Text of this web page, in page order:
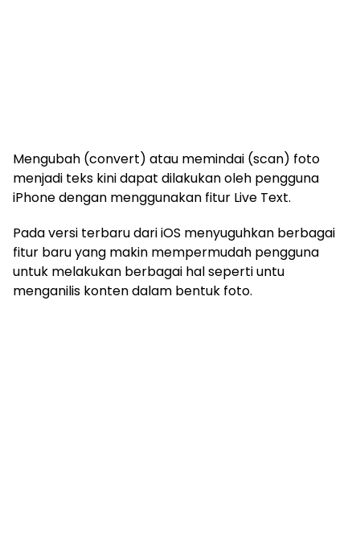
Mengubah (convert) atau memindai (scan) foto
menjadi teks kini dapat dilakukan oleh pengguna
iPhone dengan menggunakan fitur Live Text.
Pada versi terbaru dari iOS menyuguhkan berbagai
fitur baru yang makin mempermudah pengguna
untuk melakukan berbagai hal seperti untu
menganilis konten dalam bentuk foto.